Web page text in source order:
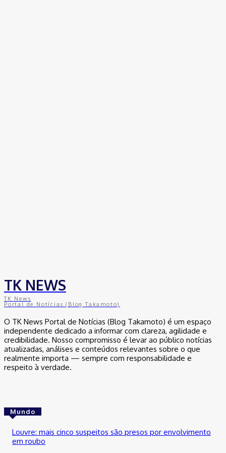
TK NEWS
TK News
Portal de Notícias (Blog Takamoto)
O TK News Portal de Notícias (Blog Takamoto) é um espaço
independente dedicado a informar com clareza, agilidade e
credibilidade. Nosso compromisso é levar ao público notícias
atualizadas, análises e conteúdos relevantes sobre o que
realmente importa — sempre com responsabilidade e
respeito à verdade.
Mundo
Louvre: mais cinco suspeitos são presos por envolvimento
em roubo